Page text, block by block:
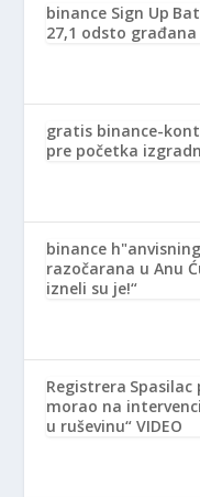
binance Sign Up
27,1 odsto građana
gratis binance-
pre početka
binance
razočarana u Anu
izneli su je!“
Registrera
morao na
u ruševinu“ VIDEO